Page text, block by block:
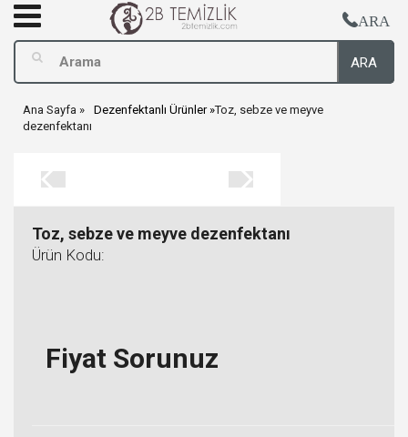
ARA
ARA
Ana Sayfa Dezenfektanlı Ürünler Toz, sebze ve meyve
dezenfektanı
Toz, sebze ve meyve dezenfektanı
Ürün Kodu:
Fiyat Sorunuz